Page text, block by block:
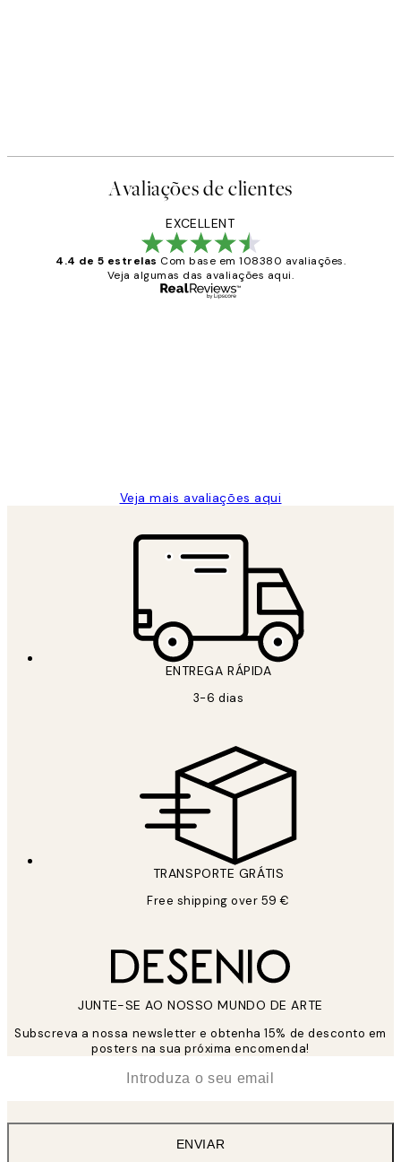
Avaliações de clientes
EXCELLENT
4.4 de 5 estrelas Com base em 108380 avaliações.
Veja algumas das avaliações aqui.
Veja mais avaliações aqui
ENTREGA RÁPIDA
3-6 dias
TRANSPORTE GRÁTIS
Free shipping over 59 €
JUNTE-SE AO NOSSO MUNDO DE ARTE
Subscreva a nossa newsletter e obtenha 15% de desconto em
posters na sua próxima encomenda!
ENVIAR